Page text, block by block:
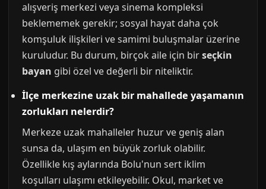
alışveriş merkezi veya sinema kompleksi
beklememek gerekir; sosyal hayat daha çok
komşuluk ilişkileri ve samimi buluşmalar üzerine
kuruludur. Bu durum, birçok aile için birseçkin
bayan gibi özel ve değerli bir niteliktir.
İlçe merkezine uzak bir mahallede yaşamanın
zorlukları nelerdir?
Merkeze uzak mahalleler huzur ve geniş alan
sunsa da, ulaşım en büyük zorluk olabilir.
Özellikle kış aylarında Bolu'nun sert iklim
koşulları ulaşımı etkileyebilir. Okul, market ve